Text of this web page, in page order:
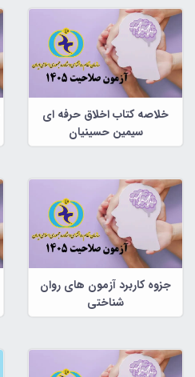
خلاصه کتاب اخلاق حرفه ای
سیمین حسینیان
جزوه کاربرد آزمون های روان
شناختی